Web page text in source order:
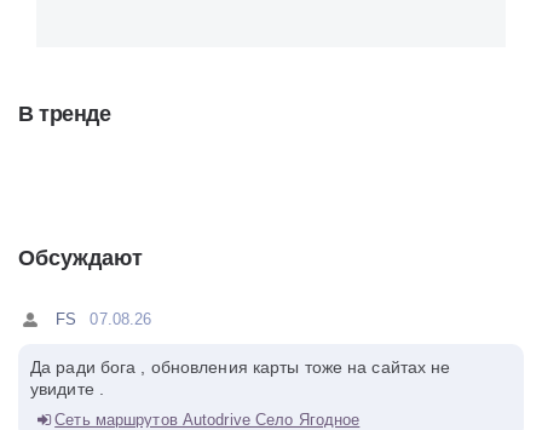
В тренде
Обсуждают
FS 07.08.26
Да ради бога , обновления карты тоже на сайтах не
увидите .
Сеть маршрутов Autodrive Село Ягодное